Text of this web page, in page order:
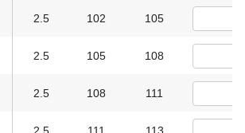
2.5 102 105
2.5 105 108
2.5 108 111